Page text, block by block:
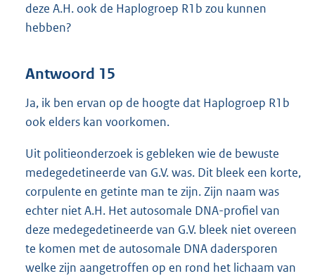
deze A.H. ook de Haplogroep R1b zou kunnen
hebben?
Antwoord 15
Ja, ik ben ervan op de hoogte dat Haplogroep R1b
ook elders kan voorkomen.
Uit politieonderzoek is gebleken wie de bewuste
medegedetineerde van G.V. was. Dit bleek een korte,
corpulente en getinte man te zijn. Zijn naam was
echter niet A.H. Het autosomale DNA-profiel van
deze medegedetineerde van G.V. bleek niet overeen
te komen met de autosomale DNA dadersporen
welke zijn aangetroffen op en rond het lichaam van